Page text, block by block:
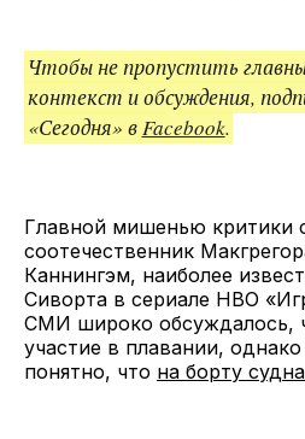
Чтобы не пропустить
контекст и обсуждения,
«Сегодня» вFacebook.
Главной мишенью критики
соотечественник
Каннингэм, наиболее
Сиворта в сериале HBO
СМИ широко обсуждалось,
участие в плавании,
понятно, что на борту